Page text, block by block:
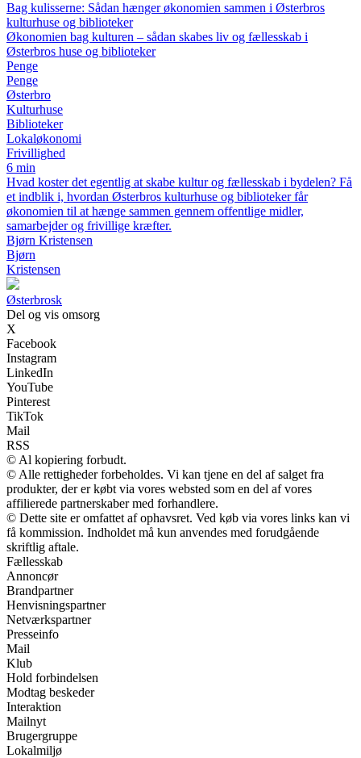
Bag kulisserne: Sådan hænger økonomien sammen i Østerbros
kulturhuse og biblioteker
Økonomien bag kulturen – sådan skabes liv og fællesskab i
Østerbros huse og biblioteker
Penge
Penge
Østerbro
Kulturhuse
Biblioteker
Lokaløkonomi
Frivillighed
6 min
Hvad koster det egentlig at skabe kultur og fællesskab i bydelen? Få
et indblik i, hvordan Østerbros kulturhuse og biblioteker får
økonomien til at hænge sammen gennem offentlige midler,
samarbejder og frivillige kræfter.
Bjørn Kristensen
Bjørn
Kristensen
Østerbrosk
Del og vis omsorg
X
Facebook
Instagram
LinkedIn
YouTube
Pinterest
TikTok
Mail
RSS
© Al kopiering forbudt.
© Alle rettigheder forbeholdes. Vi kan tjene en del af salget fra
produkter, der er købt via vores websted som en del af vores
affilierede partnerskaber med forhandlere.
© Dette site er omfattet af ophavsret. Ved køb via vores links kan vi
få kommission. Indholdet må kun anvendes med forudgående
skriftlig aftale.
Fællesskab
Annoncør
Brandpartner
Henvisningspartner
Netværkspartner
Presseinfo
Mail
Klub
Hold forbindelsen
Modtag beskeder
Interaktion
Mailnyt
Brugergruppe
Lokalmiljø